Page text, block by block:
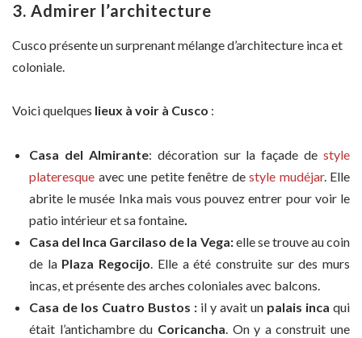
3. Admirer l’architecture
Cusco présente un surprenant mélange d’architecture inca et
coloniale.
Voici quelques lieux à voir à Cusco :
Casa del Almirante: décoration sur la façade de style
plateresque avec une petite fenêtre de style mudéjar. Elle
abrite le musée Inka mais vous pouvez entrer pour voir le
patio intérieur et sa fontaine.
Casa del Inca Garcilaso de la Vega:elle se trouve au coin
de laPlaza Regocijo. Elle a été construite sur des murs
incas, et présente des arches coloniales avec balcons.
Casa de los Cuatro Bustos : il y avait un palais inca qui
était l’antichambre du Coricancha. On y a construit une